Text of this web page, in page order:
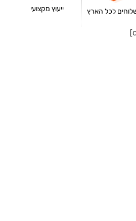
לכל הארץ ייעוץ מקצועי